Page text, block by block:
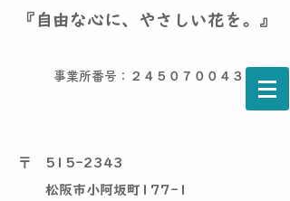
『自由な心に、やさしい花を。』
事業所番号：２４５０７００４３６
〒
515-2343
松阪市小阿坂町177-1